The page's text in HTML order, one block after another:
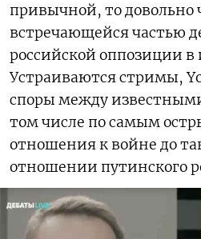
привычной, то довольно
встречающейся частью
российской оппозиции в
Устраиваются стримы,
споры между
том числе по самым
отношения к войне до
отношении путинского